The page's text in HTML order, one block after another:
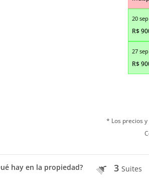
20 sep
R$
27 sep
R$
* Los precios
hay en la propiedad? 3Suites